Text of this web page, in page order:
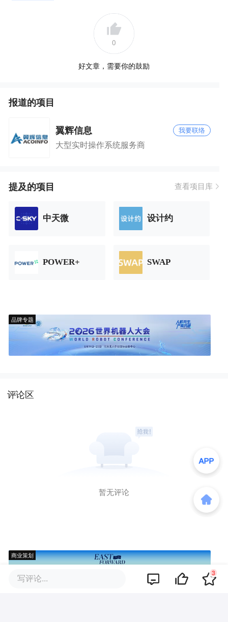
0
好文章，需要你的鼓励
报道的项目
翼辉信息 我要联络
大型实时操作系统服务商
提及的项目 查看项目库
中天微 设计约
POWER+ SWAP
品牌专题
评论区
暂无评论
商业策划
写评论... 3